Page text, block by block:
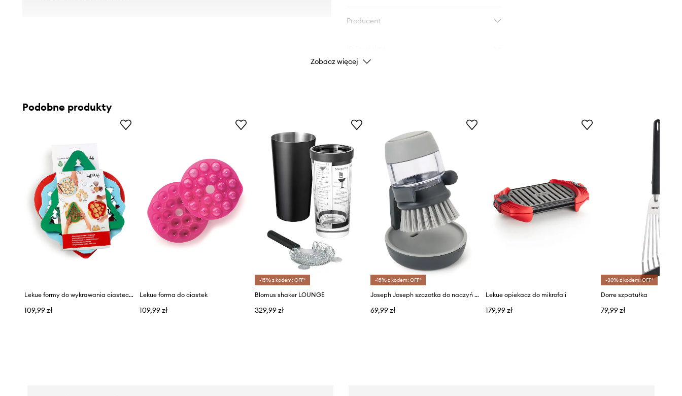
Producent
Zobacz więcej
Podobne produkty
Lekue formy do wykrawania ciasteczek
109,99 zł
Lekue forma do ciastek
109,99 zł
-15% z kodem: OFF*
Blomus shaker LOUNGE
329,99 zł
-15% z kodem: OFF*
Joseph Joseph szczotka do naczyń z dozownikiem i stojakiem Palm Scrub™
69,99 zł
Lekue opiekacz do mikrofali
179,99 zł
-30% z kodem: OFF*
Dorre szpatułka
79,99 zł